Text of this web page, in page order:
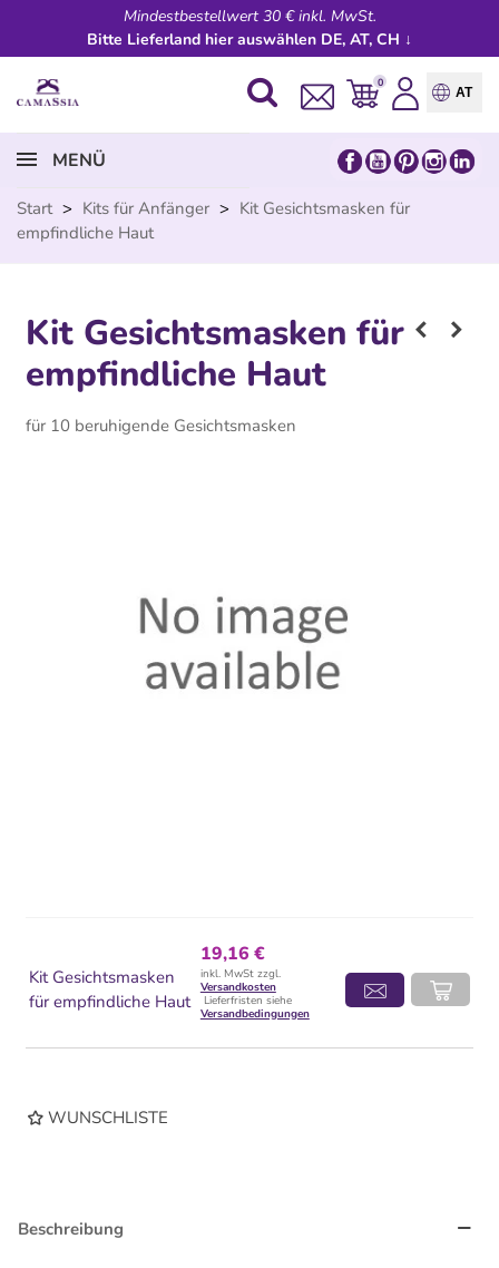
Mindestbestellwert 30 € inkl. MwSt.
Bitte Lieferland hier auswählen DE, AT, CH ↓
0
AT
MENÜ
Start > Kits für Anfänger > Kit Gesichtsmasken für
empfindliche Haut
Kit Gesichtsmasken für
empfindliche Haut
für 10 beruhigende Gesichtsmasken
Kit Gesichtsmasken
für empfindliche Haut
19,16 €
inkl. MwSt zzgl.
Versandkosten
Lieferfristen siehe
Versandbedingungen
WUNSCHLISTE
Beschreibung